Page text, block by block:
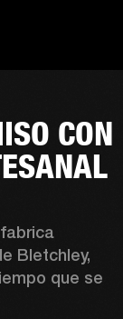
CON
Bletchley,
que se